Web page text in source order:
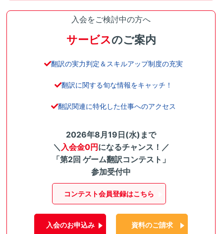
入会をご検討中の方へ
サービスのご案内
翻訳の実力判定＆スキルアップ制度の充実
翻訳に関する旬な情報をキャッチ！
翻訳関連に特化した仕事へのアクセス
2026年8月19日(水)まで
＼ 入会金0円になるチャンス！／
「第2回 ゲーム翻訳コンテスト」
参加受付中
コンテスト会員登録はこちら
入会のお申込み 資料のご請求